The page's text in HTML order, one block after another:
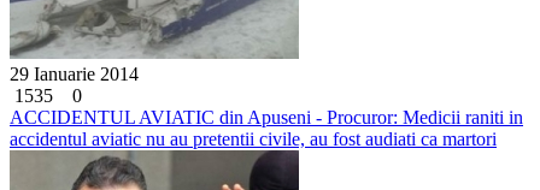
29 Ianuarie 2014
1535
0
ACCIDENTUL AVIATIC din Apuseni - Procuror: Medicii raniti in
accidentul aviatic nu au pretentii civile, au fost audiati ca martori